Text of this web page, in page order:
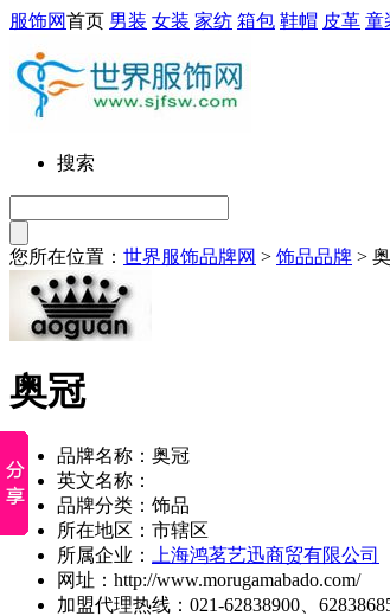
服饰网首页 男装 女装 家纺 箱包 鞋帽 皮革 童
搜索
您所在位置： 世界服饰品牌网 > 饰品品牌 >
奥冠
品牌名称：奥冠
英文名称：
品牌分类：饰品
所在地区：市辖区
所属企业：
上海鸿茗艺迅商贸有限公司
网址：http://www.morugamabado.com/
加盟代理热线：021-62838900、